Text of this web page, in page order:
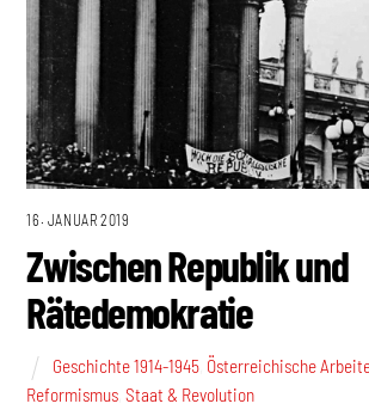
16. JANUAR 2019
Zwischen Republik und
Rätedemokratie
Geschichte 1914-1945 Österreichische
Reformismus ,Staat & Revolution